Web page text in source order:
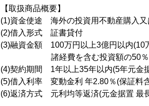
【取扱商品概要】
(1)資金使途 海外の投資用不動産購入又
(2)借入形式 証書貸付
(3)融資金額 100万円以上3億円以内(10
諸経費を含む投資額の50％が
(4)契約期間 1年以上35年以内(5年元金
(5)借入利率 変動金利 年2.80％(保証料
(6)返済方式 元利均等返済(元金据置 最